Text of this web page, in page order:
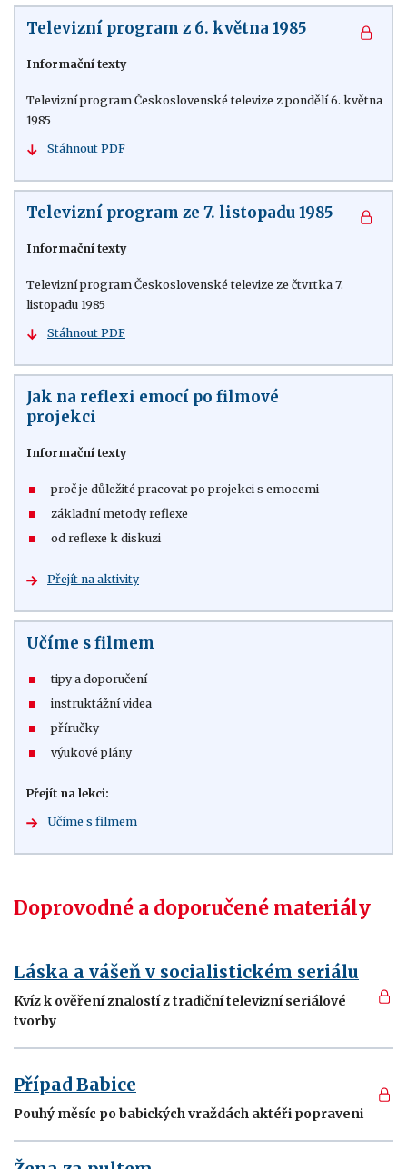
Televizní program z 6. května 1985
Informační texty
Televizní program Československé televize z pondělí 6. května
1985
Stáhnout PDF
Televizní program ze 7. listopadu 1985
Informační texty
Televizní program Československé televize ze čtvrtka 7.
listopadu 1985
Stáhnout PDF
Jak na reflexi emocí po filmové
projekci
Informační texty
proč je důležité pracovat po projekci s emocemi
základní metody reflexe
od reflexe k diskuzi
Přejít na aktivity
Učíme s filmem
tipy a doporučení
instruktážní videa
příručky
výukové plány
Přejít na lekci:
Učíme s filmem
Doprovodné a doporučené materiály
Láska a vášeň v socialistickém seriálu
Kvíz k ověření znalostí z tradiční televizní seriálové
tvorby
Případ Babice
Pouhý měsíc po babických vraždách aktéři popraveni